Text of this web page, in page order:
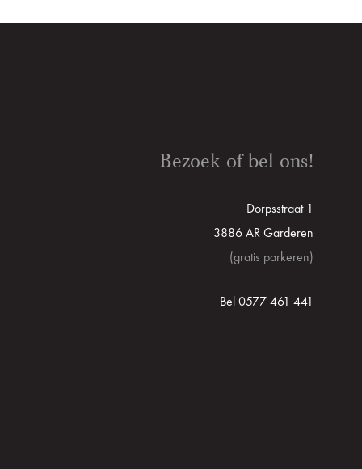
Bezoek of bel ons!
Dorpsstraat 1
3886 AR Garderen
(gratis parkeren)
Bel 0577 461 441